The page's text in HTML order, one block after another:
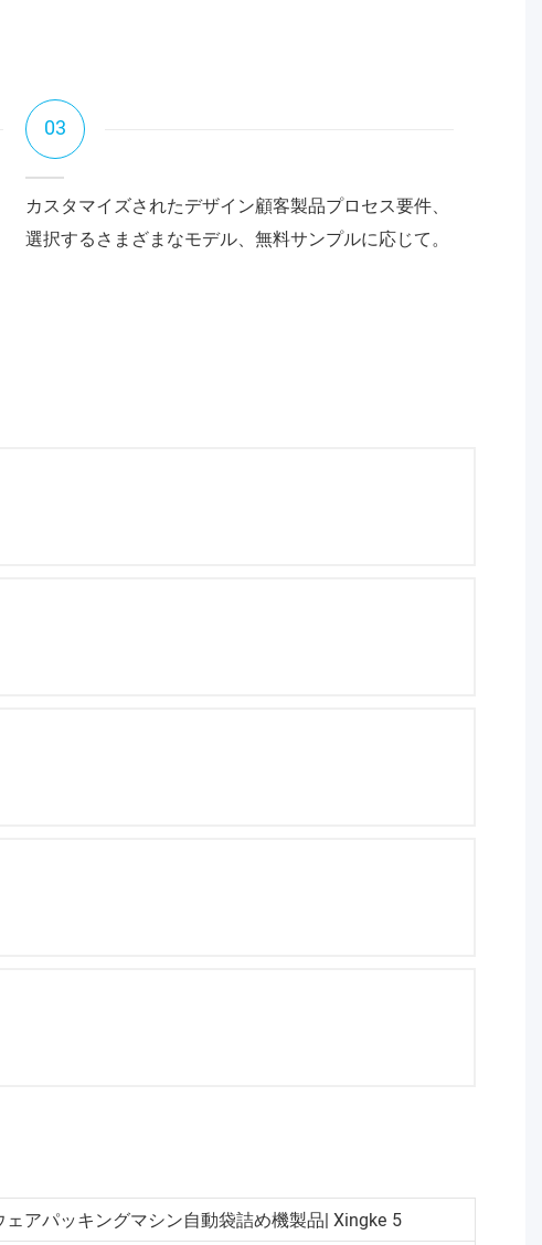
03
カスタマイズされたデザイン顧客製品プロセス要件、
選択するさまざまなモデル、無料サンプルに応じて。